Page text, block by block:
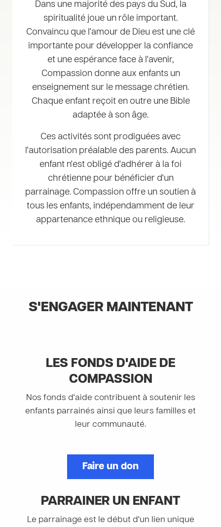
Dans une majorité des pays du Sud, la
spiritualité joue un rôle important.
Convaincu que l'amour de Dieu est une clé
importante pour développer la confiance
et une espérance face à l'avenir,
Compassion donne aux enfants un
enseignement sur le message chrétien.
Chaque enfant reçoit en outre une Bible
adaptée à son âge.
Ces activités sont prodiguées avec
l'autorisation préalable des parents. Aucun
enfant n'est obligé d'adhérer à la foi
chrétienne pour bénéficier d'un
parrainage. Compassion offre un soutien à
tous les enfants, indépendamment de leur
appartenance ethnique ou religieuse.
S'ENGAGER MAINTENANT
LES FONDS D'AIDE DE
COMPASSION
Nos fonds d'aide contribuent à soutenir les
enfants parrainés ainsi que leurs familles et
leur communauté.
Faire un don
PARRAINER UN ENFANT
Le parrainage est le début d'un lien unique